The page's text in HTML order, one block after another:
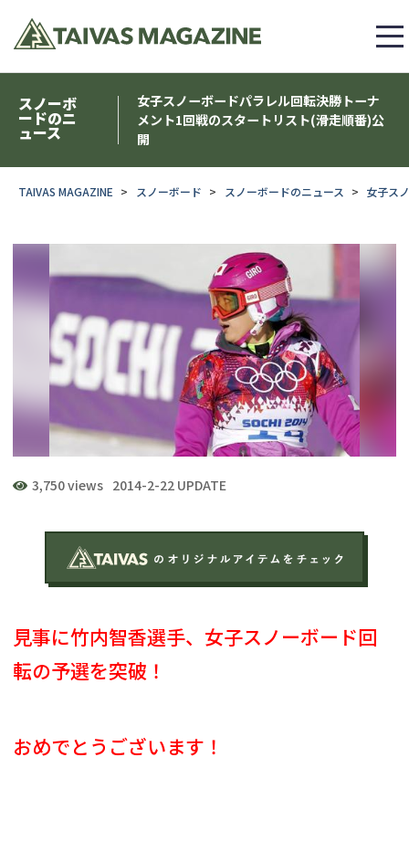
スノーボ
ードのニ
ュース
女子スノーボードパラレル回転決勝トーナ
メント1回戦のスタートリスト(滑走順番)公
開
TAIVAS MAGAZINE スノーボード スノーボードのニュース 女子ス
3,750 views 2014-2-22 UPDATE
見事に竹内智香選手、女子スノーボード回
転の予選を突破！
おめでとうございます！